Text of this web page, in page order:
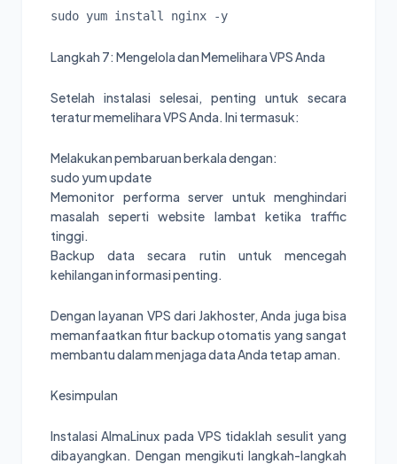
sudo yum install nginx -y
Langkah 7: Mengelola dan Memelihara VPS Anda
Setelah instalasi selesai, penting untuk secara
teratur memelihara VPS Anda. Ini termasuk:
Melakukan pembaruan berkala dengan:
sudo yum update
Memonitor performa server untuk menghindari
masalah seperti website lambat ketika traffic
tinggi.
Backup data secara rutin untuk mencegah
kehilangan informasi penting.
Dengan layanan VPS dari Jakhoster, Anda juga bisa
memanfaatkan fitur backup otomatis yang sangat
membantu dalam menjaga data Anda tetap aman.
Kesimpulan
Instalasi AlmaLinux pada VPS tidaklah sesulit yang
dibayangkan. Dengan mengikuti langkah-langkah